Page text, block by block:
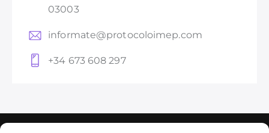
03003
informate@protocoloimep.com
+34 673 608 297